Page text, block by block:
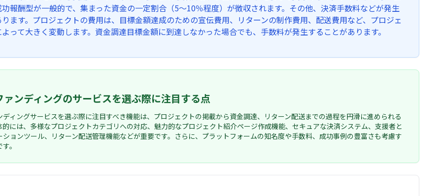
報酬型が一般的で、集まった資金の一定割合（5～10％程度）が徴収されます。その他、決済手数料などが発生
ます。プロジェクトの費用は、目標金額達成のための宣伝費用、リターンの制作費用、配送費用など、プロジェ
って大きく変動します。資金調達目標金額に到達しなかった場合でも、手数料が発生することがあります。
ァンディングのサービスを選ぶ際に注目する点
ディングサービスを選ぶ際に注目すべき機能は、プロジェクトの掲載から資金調達、リターン配送までの過程を円滑に進められる
的には、多様なプロジェクトカテゴリへの対応、魅力的なプロジェクト紹介ページ作成機能、セキュアな決済システム、支援者と
ションツール、リターン配送管理機能などが重要です。さらに、プラットフォームの知名度や手数料、成功事例の豊富さも考慮す
。